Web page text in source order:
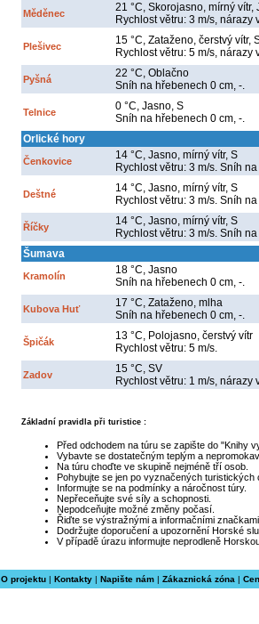
Měděnec
21 °C, Skorojasno, mírný vítr,
Rychlost větru: 3 m/s, nárazy
Plešivec
15 °C, Zataženo, čerstvý vítr,
Rychlost větru: 5 m/s, nárazy
Pyšná
22 °C, Oblačno
Sníh na hřebenech 0 cm, -.
Telnice
0 °C, Jasno, S
Sníh na hřebenech 0 cm, -.
Orlické hory
Čenkovice
14 °C, Jasno, mírný vítr, S
Rychlost větru: 3 m/s. Sníh
Deštné
14 °C, Jasno, mírný vítr, S
Rychlost větru: 3 m/s. Sníh
Říčky
14 °C, Jasno, mírný vítr, S
Rychlost větru: 3 m/s. Sníh
Šumava
Kramolín
18 °C, Jasno
Sníh na hřebenech 0 cm, -.
Kubova Huť
17 °C, Zataženo, mlha
Sníh na hřebenech 0 cm, -.
Špičák
13 °C, Polojasno, čerstvý vítr
Rychlost větru: 5 m/s.
Zadov
15 °C, SV
Rychlost větru: 1 m/s, nárazy
Základní pravidla při turistice :
Před odchodem na túru se zapište do "Knihy
Vybavte se dostatečným teplým a
Na túru choďte ve skupině nejméně tří osob.
Pohybujte se jen po vyznačených
Informujte se na podmínky a náročnost túry.
Nepřeceňujte své síly a schopnosti.
Nepodceňujte možné změny počasí.
Řiďte se výstražnými a informačními
Dodržujte doporučení a upozornění Horské
V případě úrazu informujte neprodleně
O projektu| Kontakty| Napište nám| Zákaznická zóna |